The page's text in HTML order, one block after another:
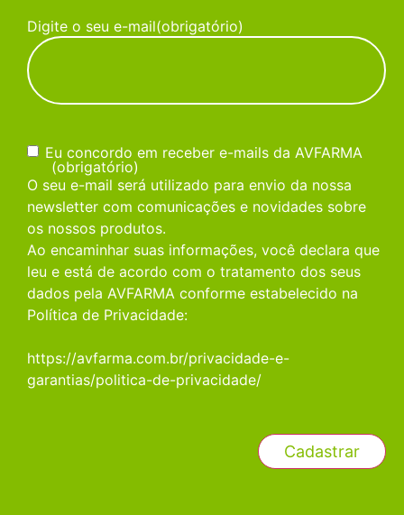
Digite o seu e-mail(obrigatório)
Consentimento(obrigatório)
Eu concordo em receber e-mails da AVFARMA
(obrigatório)
O seu e-mail será utilizado para envio da nossa
newsletter com comunicações e novidades sobre
os nossos produtos.
Ao encaminhar suas informações, você declara que
leu e está de acordo com o tratamento dos seus
dados pela AVFARMA conforme estabelecido na
Política de Privacidade:
https://avfarma.com.br/privacidade-e-
garantias/politica-de-privacidade/